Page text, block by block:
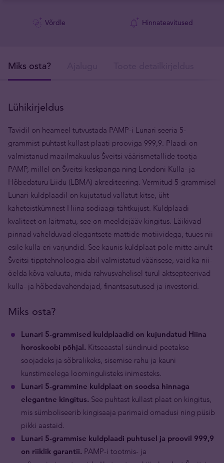
Võrdle Hinnateavitused
Miks osta?
Lühikirjeldus
Tavidil on heameel tutvustada PAMP-i Lunari seeria 5-
grammist puhtast kullast plaati prooviga 999,9. Plaadi on
valmistanud maailmakuulus Šveitsi väärismetallide tootja
PAMP, millel on Šveitsi keskpanga ning Londoni Kulla- ja
Hõbedaturu Liidu (LBMA) akrediteering. Vermitud 5-grammisel
Lunari kuldplaadil on kujutatud vallatut kitse, üht
kaheteistkümnest Hiina sodiaagi tähtkujust. Kuldplaadi
kvaliteet on laitmatu, see on meeldejääv kingitus. Läikivad
pinnad vahelduvad elegantsete mattide motiividega, tuues nii
esile kulla eri varjundid. See kaunis kuldplaat pole mitte ainult
Šveitsi tipptehnoloogia abil valmistatud väärisese, vaid ka nii-
öelda kõva valuuta, mida rahvusvahelisel turul aktsepteerivad
kulla- ja hõbedavahendajad, finantsasutused ja investorid.
Miks osta?
Lunari 5-grammised kuldplaadid on kujundatud Hiina
horoskoobi põhjal. Kitseaastal sündinuid peetakse
soojadeks ja sõbralikeks, sisemise rahu ja kauni
kunstimeelega loomingulisteks inimesteks.
Lunari 5-grammine kuldplaat on soodsa hinnaga
elegantne kingitus. See puhtast kullast plaat on kingitus,
mis sümboliseerib kingisaaja parimaid omadusi ning püsib
pikki aastaid.
Lunari 5-grammise kuldplaadi puhtusel ja proovil 999,9
on riiklik garantii. PAMP-i tootmis- ja